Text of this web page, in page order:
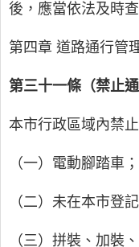
後，應當依法及時
第四章 道路通行管
第三十一條（禁止通
本市行政區域內禁
（一）電動腳踏車；
（二）未在本市登
（三）拼裝、加裝